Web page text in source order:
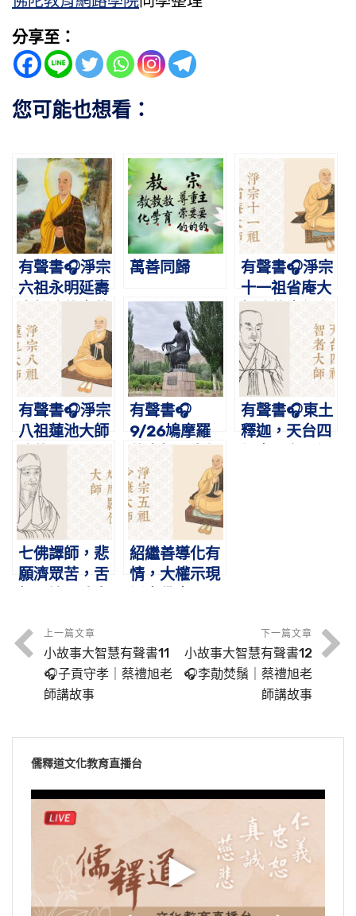
分享至：
您可能也想看：
有聲書🎧淨宗
六祖永明延壽
善莊嚴淨土
萬善同歸
有聲書🎧淨宗
十一祖省庵大
師略傳｜行在
梵網，志在西
方
有聲書🎧淨宗
八祖蓮池大師
略傳
有聲書🎧
9/26鳩摩羅
什大師圓寂紀
念日
有聲書🎧東土
釋迦，天台四
七佛譯師，悲
願濟眾苦，舌
9/22鳩摩羅
什大師圓寂紀
念日
紹繼善導化有
情，大權示現
日
上一篇文章
小故事大智慧有聲書11
🎧子貢守孝｜蔡禮旭老
師講故事
下一篇文章
小故事大智慧有聲書12
🎧李勣焚鬚｜蔡禮旭老
師講故事
儒釋道文化教育直播台